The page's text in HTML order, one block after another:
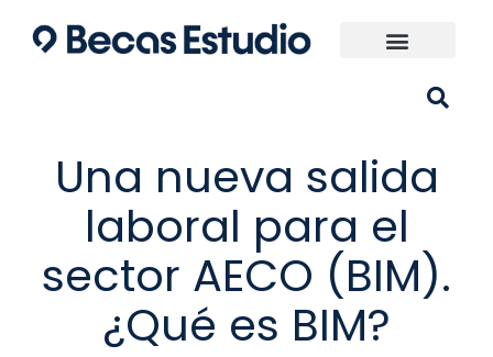
Una nueva salida
laboral para el
sector AECO (BIM).
¿Qué es BIM?